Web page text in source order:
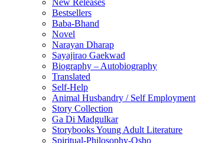
New Releases
Bestsellers
Baba-Bhand
Novel
Narayan Dharap
Sayajirao Gaekwad
Biography – Autobiography
Translated
Self-Help
Animal Husbandry / Self Employment
Story Collection
Ga Di Madgulkar
Storybooks Young Adult Literature
Spiritual-Philosophy-Osho